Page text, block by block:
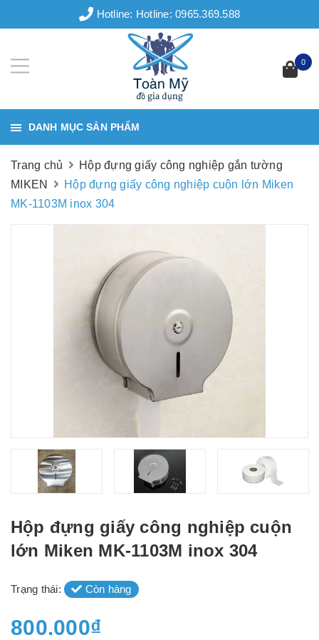
Hotline: Hotline: 0965.369.588
0
DANH MỤC SẢN PHẨM
Trang chủ
Hộp đựng giấy công nghiệp gắn tường
MIKEN
Hộp đựng giấy công nghiệp cuộn lớn Miken
MK-1103M inox 304
Hộp đựng giấy công nghiệp cuộn
lớn Miken MK-1103M inox 304
Trạng thái: Còn hàng
800.000₫